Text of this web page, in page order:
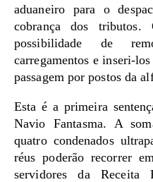
aduaneiro para o
cobrança dos tributos.
possibilidade de
carregamentos e inseri-
passagem por postos da
Esta é a primeira
Navio Fantasma. A
quatro condenados
réus poderão recorrer
servidores da Receita